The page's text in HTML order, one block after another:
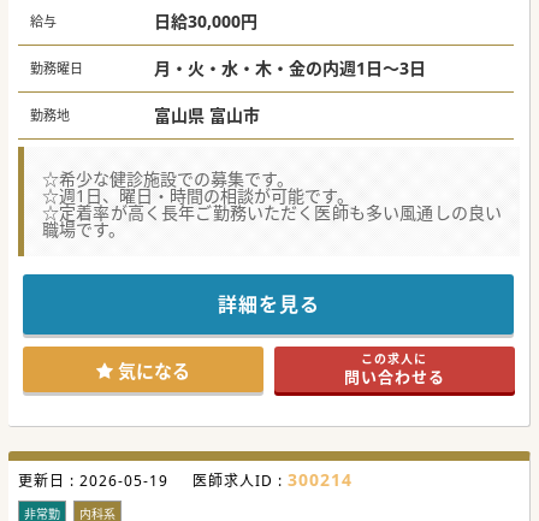
給与 日給30,000円
勤務曜日 月・火・水・木・金の内週1日～3日
勤務地 富山県 富山市
☆希少な健診施設での募集です。
☆週1日、曜日・時間の相談が可能です。
☆定着率が高く長年ご勤務いただく医師も多い風通しの良い
職場です。
詳細を見る
気になる この求人に
問い合わせる
更新日 : 2026-05-19 医師求人ID : 300214
非常勤 内科系